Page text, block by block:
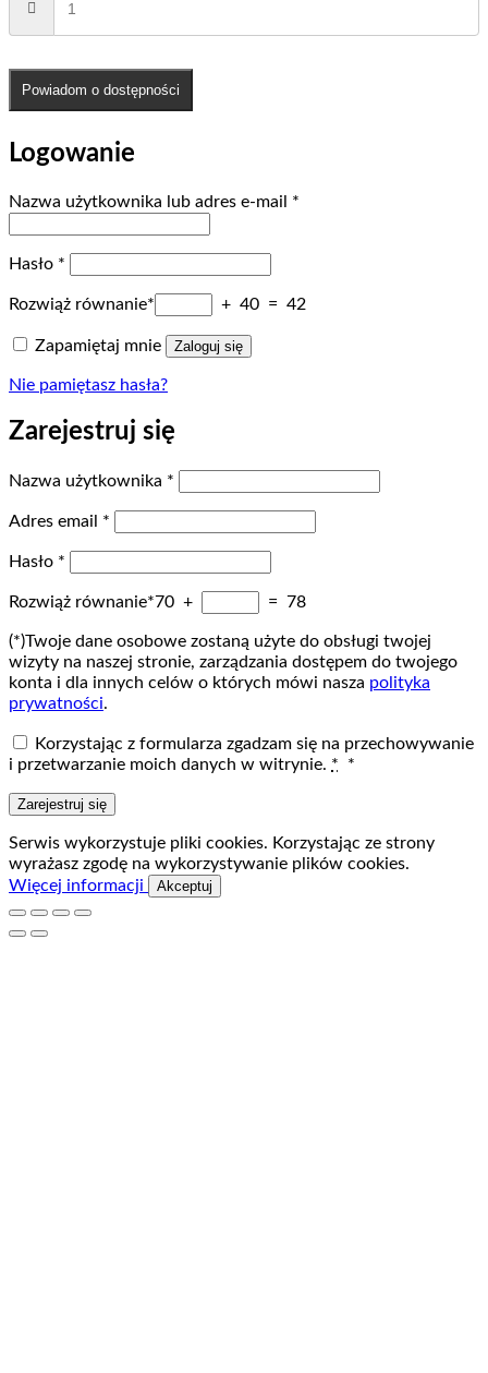
Powiadom o dostępności
Logowanie
Nazwa użytkownika lub adres e-mail *
Hasło *
Rozwiąż równanie* + 40 = 42
Zapamiętaj mnie Zaloguj się
Nie pamiętasz hasła?
Zarejestruj się
Nazwa użytkownika *
Adres email *
Hasło *
Rozwiąż równanie*70 + = 78
(*)Twoje dane osobowe zostaną użyte do obsługi twojej
wizyty na naszej stronie, zarządzania dostępem do twojego
konta i dla innych celów o których mówi nasza polityka
prywatności.
Korzystając z formularza zgadzam się na przechowywanie
i przetwarzanie moich danych w witrynie. * *
Zarejestruj się
Serwis wykorzystuje pliki cookies. Korzystając ze strony
wyrażasz zgodę na wykorzystywanie plików cookies.
Więcej informacji
Akceptuj